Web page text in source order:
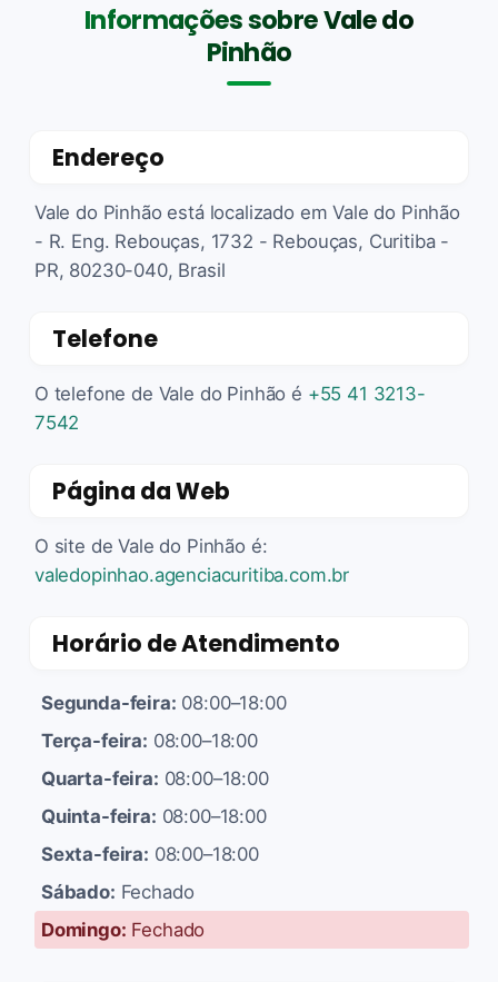
Informações sobre Vale do
Pinhão
Endereço
Vale do Pinhão está localizado em Vale do Pinhão
- R. Eng. Rebouças, 1732 - Rebouças, Curitiba -
PR, 80230-040, Brasil
Telefone
O telefone de Vale do Pinhão é +55 41 3213-
7542
Página da Web
O site de Vale do Pinhão é:
valedopinhao.agenciacuritiba.com.br
Horário de Atendimento
Segunda-feira: 08:00–18:00
Terça-feira: 08:00–18:00
Quarta-feira: 08:00–18:00
Quinta-feira: 08:00–18:00
Sexta-feira: 08:00–18:00
Sábado: Fechado
Domingo: Fechado